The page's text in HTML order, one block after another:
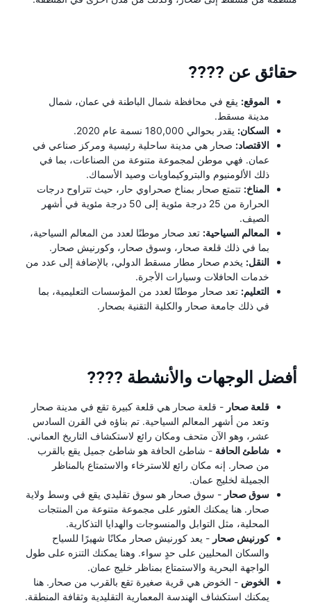
حقائق عن ????
الموقع: يقع في محافظة شمال الباطنة في عمان، شمال
مدينة مسقط.
السكان: يقدر بحوالي 180,000 نسمة عام 2020.
الاقتصاد: صحار هي مدينة ساحلية رئيسية ومركز صناعي في
عمان. فهي موطن لمجموعة متنوعة من الصناعات، بما في
ذلك الألومنيوم والبتروكيماويات وصيد الأسماك.
المناخ: تتمتع صحار بمناخ صحراوي حار، حيث تتراوح درجات
الحرارة من 25 درجة مئوية إلى 50 درجة مئوية في أشهر
الصيف.
المعالم السياحية: تعد صحار موطنًا لعدد من المعالم السياحية،
بما في ذلك قلعة صحار، وسوق صحار، وكورنيش صحار.
النقل: يخدم صحار مطار مسقط الدولي، بالإضافة إلى عدد من
خدمات الحافلات وسيارات الأجرة.
التعليم: تعد صحار موطنًا لعدد من المؤسسات التعليمية، بما
في ذلك جامعة صحار والكلية التقنية بصحار.
أفضل الوجهات والأنشطة ????
قلعة صحار - قلعة صحار هي قلعة كبيرة تقع في مدينة صحار
وتعد من أشهر المعالم السياحية. تم بناؤه في القرن السادس
عشر، وهو الآن متحف ومكان رائع لاستكشاف التاريخ العماني.
شاطئ الحافة - شاطئ الحافة هو شاطئ جميل يقع بالقرب
من صحار. إنه مكان رائع للاسترخاء والاستمتاع بالمناظر
الجميلة لخليج عمان.
سوق صحار - سوق صحار هو سوق تقليدي يقع في وسط ولاية
صحار. هنا يمكنك العثور على مجموعة متنوعة من المنتجات
المحلية، مثل التوابل والمنسوجات والهدايا التذكارية.
كورنيش صحار - يعد كورنيش صحار مكانًا شهيرًا للسياح
والسكان المحليين على حدٍ سواء. وهنا يمكنك التنزه على طول
الواجهة البحرية والاستمتاع بمناظر خليج عمان.
الخوض - الخوض هي قرية صغيرة تقع بالقرب من صحار. هنا
يمكنك استكشاف الهندسة المعمارية التقليدية وثقافة المنطقة.